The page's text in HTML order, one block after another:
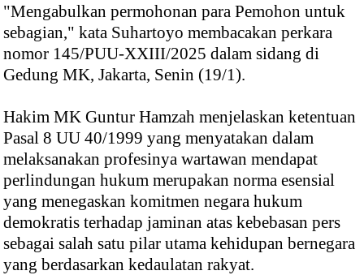
"Mengabulkan permohonan para Pemohon untuk
sebagian," kata Suhartoyo membacakan perkara
nomor 145/PUU-XXIII/2025 dalam sidang di
Gedung MK, Jakarta, Senin (19/1).
Hakim MK Guntur Hamzah menjelaskan ketentuan
Pasal 8 UU 40/1999 yang menyatakan dalam
melaksanakan profesinya wartawan mendapat
perlindungan hukum merupakan norma esensial
yang menegaskan komitmen negara hukum
demokratis terhadap jaminan atas kebebasan pers
sebagai salah satu pilar utama kehidupan bernegara
yang berdasarkan kedaulatan rakyat.